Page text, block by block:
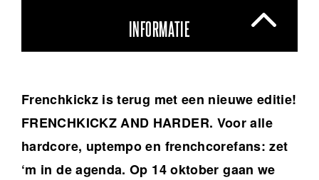
INFORMATIE
Frenchkickz is terug met een nieuwe editie!
FRENCHKICKZ AND HARDER. Voor alle
hardcore, uptempo en frenchcorefans: zet
‘m in de agenda. Op 14 oktober gaan we